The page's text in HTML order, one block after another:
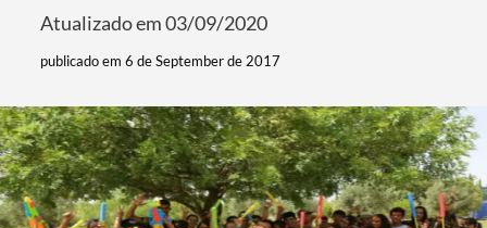
Atualizado em 03/09/2020
publicado em 6 de September de 2017